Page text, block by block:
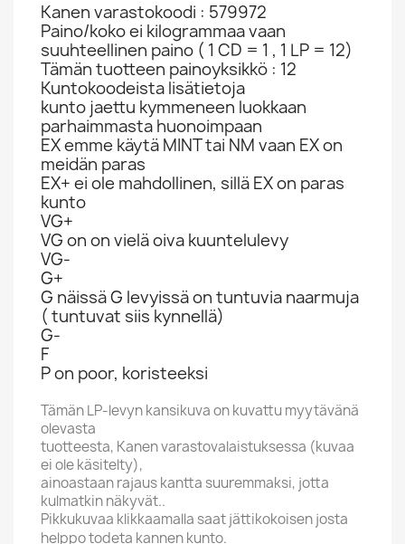
Kanen varastokoodi : 579972
Paino/koko ei kilogrammaa vaan
suuhteellinen paino ( 1 CD = 1 , 1 LP = 12)
Tämän tuotteen painoyksikkö : 12
Kuntokoodeista lisätietoja
kunto jaettu kymmeneen luokkaan
parhaimmasta huonoimpaan
EX emme käytä MINT tai NM vaan EX on
meidän paras
EX+ ei ole mahdollinen, sillä EX on paras
kunto
VG+
VG on on vielä oiva kuuntelulevy
VG-
G+
G näissä G levyissä on tuntuvia naarmuja
( tuntuvat siis kynnellä)
G-
F
P on poor, koristeeksi
Tämän LP-levyn kansikuva on kuvattu myytävänä
olevasta
tuotteesta, Kanen varastovalaistuksessa (kuvaa
ei ole käsitelty),
ainoastaan rajaus kantta suuremmaksi, jotta
kulmatkin näkyvät..
Pikkukuvaa klikkaamalla saat jättikokoisen josta
helppo todeta kannen kunto.